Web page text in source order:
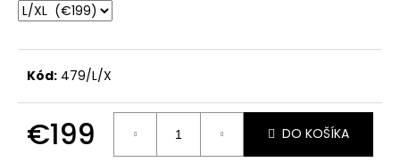
Kód: 479/L/X
€199 DO KOŠÍKA